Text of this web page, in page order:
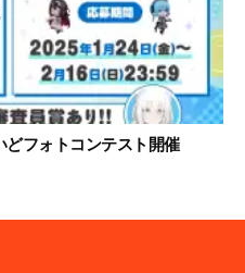
どフォトコンテスト開催